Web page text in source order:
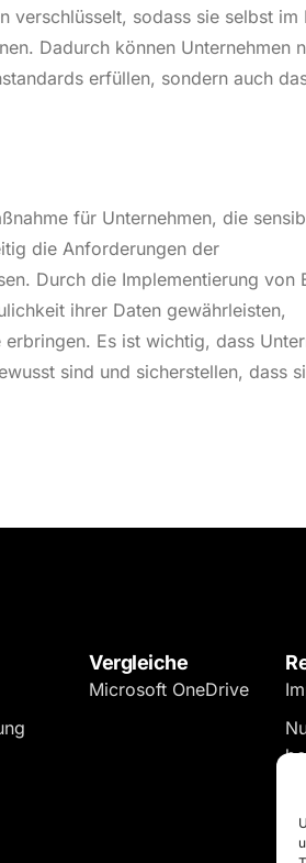
verschlüsselt, sodass sie selbst im
Dadurch können Unternehmen
erfüllen, sondern auch
für Unternehmen, die
die Anforderungen der
Durch die Implementierung von
ihrer Daten gewährleisten,
Es ist wichtig, dass
sind und sicherstellen, dass
Vergleiche
Microsoft OneDrive